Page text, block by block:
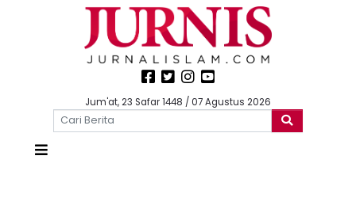
Jum'at, 23 Safar 1448 / 07 Agustus 2026